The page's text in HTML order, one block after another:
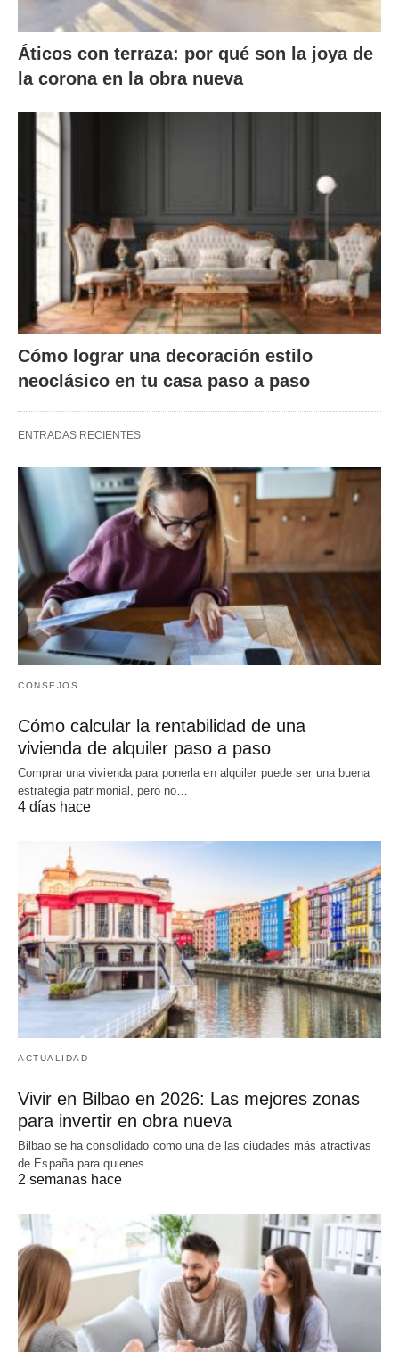
Áticos con terraza: por qué son la joya de
la corona en la obra nueva
Cómo lograr una decoración estilo
neoclásico en tu casa paso a paso
ENTRADAS RECIENTES
CONSEJOS
Cómo calcular la rentabilidad de una
vivienda de alquiler paso a paso
Comprar una vivienda para ponerla en alquiler puede ser una buena
estrategia patrimonial, pero no…
4 días hace
ACTUALIDAD
Vivir en Bilbao en 2026: Las mejores zonas
para invertir en obra nueva
Bilbao se ha consolidado como una de las ciudades más atractivas
de España para quienes…
2 semanas hace